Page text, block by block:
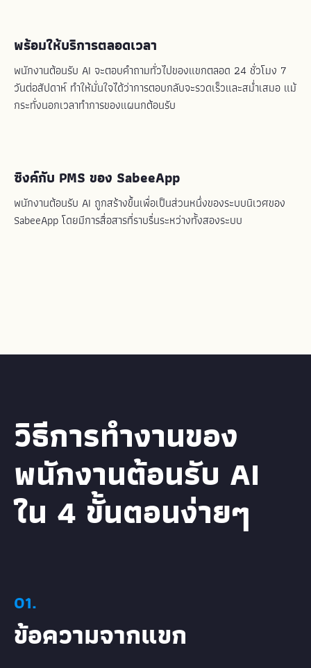
พร้อมให้บริการตลอดเวลา
พนักงานต้อนรับ AI จะตอบคำถามทั่วไปของแขกตลอด 24 ชั่วโมง 7
วันต่อสัปดาห์ ทำให้มั่นใจได้ว่าการตอบกลับจะรวดเร็วและสม่ำเสมอ แม้
กระทั่งนอกเวลาทำการของแผนกต้อนรับ
ซิงค์กับ PMS ของ SabeeApp
พนักงานต้อนรับ AI ถูกสร้างขึ้นเพื่อเป็นส่วนหนึ่งของระบบนิเวศของ
SabeeApp โดยมีการสื่อสารที่ราบรื่นระหว่างทั้งสองระบบ
วิธีการทำงานของ
พนักงานต้อนรับ AI
ใน 4 ขั้นตอนง่ายๆ
01.
ข้อความจากแขก